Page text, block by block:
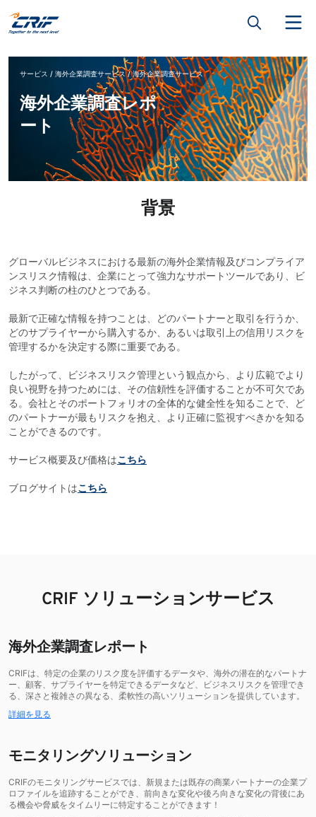
サービス 海外企業調査サービス 海外企業調査サービス
海外企業調査レポ
ート
背景
グローバルビジネスにおける最新の海外企業情報及びコンプライア
ンスリスク情報は、企業にとって強力なサポートツールであり、ビ
ジネス判断の柱のひとつである。
最新で正確な情報を持つことは、どのパートナーと取引を行うか、
どのサプライヤーから購入するか、あるいは取引上の信用リスクを
管理するかを決定する際に重要である。
したがって、ビジネスリスク管理という観点から、より広範でより
良い視野を持つためには、その信頼性を評価することが不可欠であ
る。会社とそのポートフォリオの全体的な健全性を知ることで、ど
のパートナーが最もリスクを抱え、より正確に監視すべきかを知る
ことができるのです。
サービス概要及び価格はこちら
ブログサイトはこちら
CRIF ソリューションサービス
海外企業調査レポート
CRIFは、特定の企業のリスク度を評価するデータや、海外の潜在的なパートナ
ー、顧客、サプライヤーを特定できるデータなど、ビジネスリスクを管理でき
る、深さと複雑さの異なる、柔軟性の高いソリューションを提供しています。
詳細を見る
モニタリングソリューション
CRIFのモニタリングサービスでは、新規または既存の商業パートナーの企業プ
ロファイルを追跡することができ、前向きな変化や後ろ向きな変化の背後にあ
る機会や脅威をタイムリーに特定することができます！